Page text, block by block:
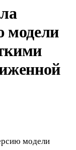
модели
модели